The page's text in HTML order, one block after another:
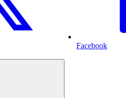
Facebook